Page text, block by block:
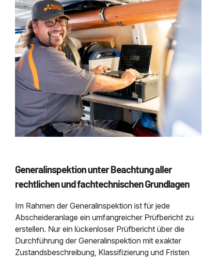
Generalinspektion unter Beachtung aller
rechtlichen und fachtechnischen Grundlagen
Im Rahmen der Generalinspektion ist für jede
Abscheideranlage ein umfangreicher Prüfbericht zu
erstellen. Nur ein lückenloser Prüfbericht über die
Durchführung der Generalinspektion mit exakter
Zustandsbeschreibung, Klassifizierung und Fristen